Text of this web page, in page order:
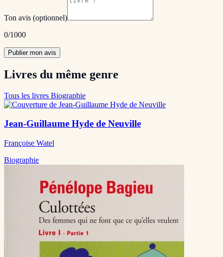
Ton avis (optionnel)
0/1000
Publier mon avis
Livres du même genre
Tous les livres Biographie
Jean-Guillaume Hyde de Neuville
Françoise Watel
Biographie